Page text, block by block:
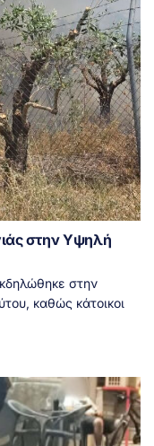
στην Υψηλή
στην
καθώς κάτοικοι